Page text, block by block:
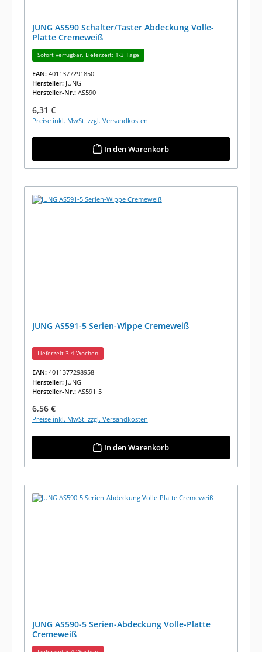
JUNG AS590 Schalter/Taster Abdeckung Volle-
Platte Cremeweiß
Sofort verfügbar, Lieferzeit: 1-3 Tage
EAN: 4011377291850
Hersteller: JUNG
Hersteller-Nr.: AS590
Regulärer Preis:
6,31 €
Preise inkl. MwSt. zzgl. Versandkosten
In den Warenkorb
JUNG AS591-5 Serien-Wippe Cremeweiß
Lieferzeit 3-4 Wochen
EAN: 4011377298958
Hersteller: JUNG
Hersteller-Nr.: AS591-5
Regulärer Preis:
6,56 €
Preise inkl. MwSt. zzgl. Versandkosten
In den Warenkorb
JUNG AS590-5 Serien-Abdeckung Volle-Platte
Cremeweiß